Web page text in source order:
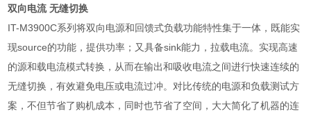
双向电流 无缝切换
IT-M3900C系列将双向电源和回馈式负载功能特性集于一体，既能实
现source的功能，提供功率；又具备sink能力，拉载电流。实现高速
的源和载电流模式转换，从而在输出和吸收电流之间进行快速连续的
无缝切换，有效避免电压或电流过冲。对比传统的电源和负载测试方
案，不但节省了购机成本，同时也节省了空间，大大简化了机器的连